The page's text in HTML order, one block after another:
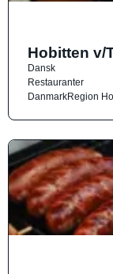
Hobitten v/
Dansk
Restauranter
DanmarkRegion